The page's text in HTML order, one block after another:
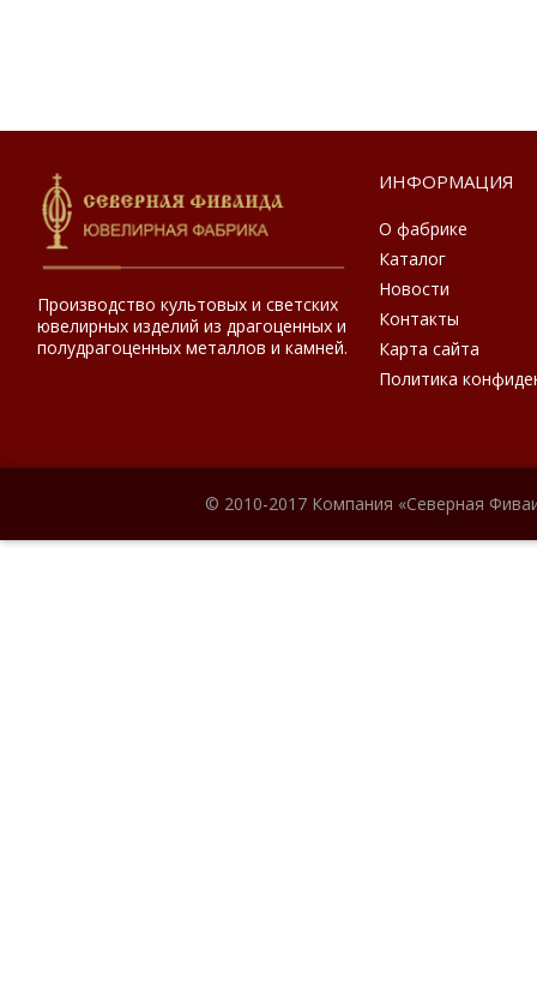
Производство культовых и светских
ювелирных изделий из драгоценных и
полудрагоценных металлов и камней.
ИНФОРМАЦИЯ
О фабрике
Каталог
Новости
Контакты
Карта сайта
Политика
© 2010-2017 Компания «Северная